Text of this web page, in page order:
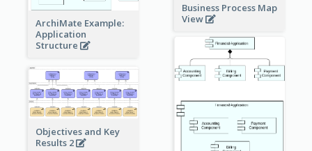
ArchiMate Example:
Application
Structure
Business Process Map
View
Objectives and Key
Results 2